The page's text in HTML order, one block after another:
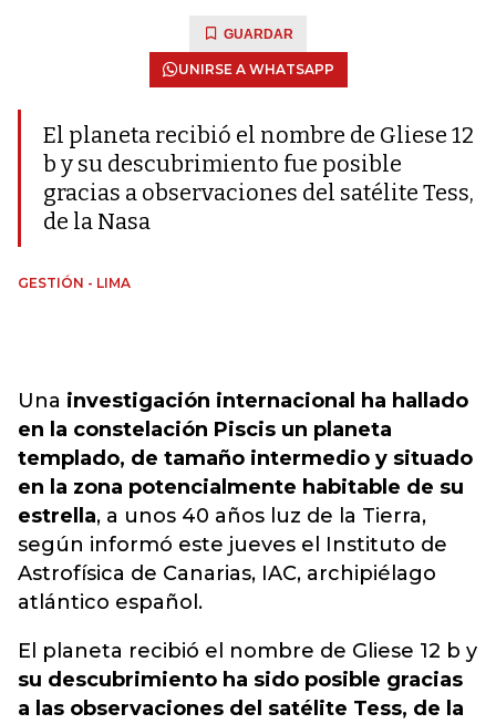
GUARDAR
UNIRSE A WHATSAPP
El planeta recibió el nombre de Gliese 12
b y su descubrimiento fue posible
gracias a observaciones del satélite Tess,
de la Nasa
GESTIÓN - LIMA
Una investigación internacional ha hallado
en la constelación Piscis un planeta
templado, de tamaño intermedio y situado
en la zona potencialmente habitable de su
estrella, a unos 40 años luz de la Tierra,
según informó este jueves el Instituto de
Astrofísica de Canarias, IAC, archipiélago
atlántico español.
El planeta recibió el nombre de Gliese 12 b y
su descubrimiento ha sido posible gracias
a las observaciones del satélite Tess, de la